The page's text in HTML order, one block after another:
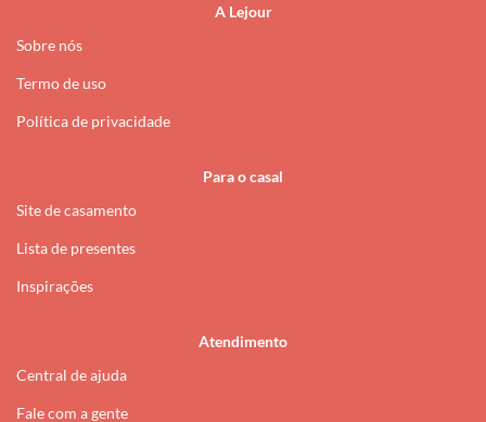
A Lejour
Sobre nós
Termo de uso
Política de privacidade
Para o casal
Site de casamento
Lista de presentes
Inspirações
Atendimento
Central de ajuda
Fale com a gente